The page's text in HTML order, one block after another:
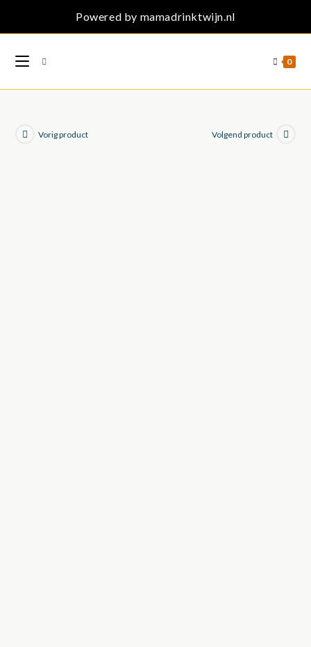
Powered by mamadrinktwijn.nl
0
Vorig product Volgend product